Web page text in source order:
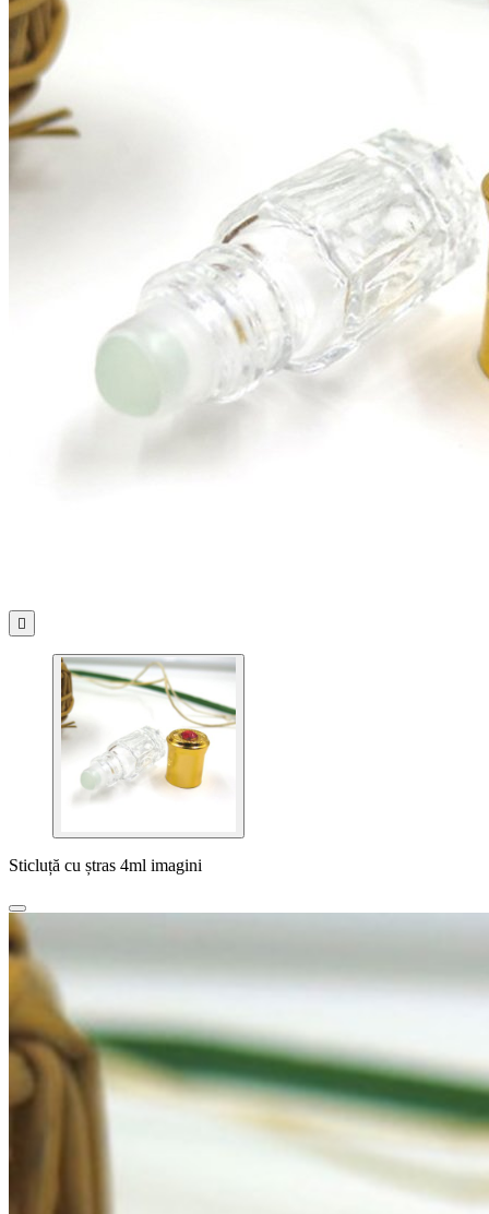

Sticluță cu ștras 4ml imagini